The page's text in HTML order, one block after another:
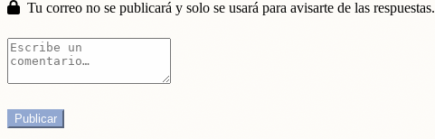
Tu correo no se publicará y solo se usará para avisarte de las respuestas.